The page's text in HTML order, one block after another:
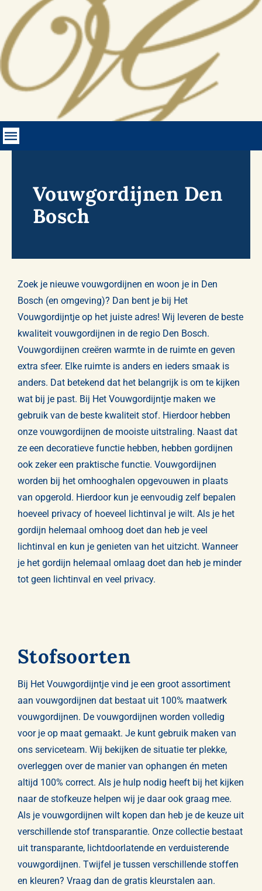
naar
inhoud
Toggle
Onze vouwgordijnen
Opmeten & Instructies
FAQ
Referenties
Vouwgordijnen Den
Bosch
Zoek je nieuwe vouwgordijnen en woon je in Den
Bosch (en omgeving)? Dan bent je bij Het
Vouwgordijntje op het juiste adres! Wij leveren de beste
kwaliteit vouwgordijnen in de regio Den Bosch.
Vouwgordijnen creëren warmte in de ruimte en geven
extra sfeer. Elke ruimte is anders en ieders smaak is
anders. Dat betekend dat het belangrijk is om te kijken
wat bij je past. Bij Het Vouwgordijntje maken we
gebruik van de beste kwaliteit stof. Hierdoor hebben
onze vouwgordijnen de mooiste uitstraling. Naast dat
ze een decoratieve functie hebben, hebben gordijnen
ook zeker een praktische functie. Vouwgordijnen
worden bij het omhooghalen opgevouwen in plaats
van opgerold. Hierdoor kun je eenvoudig zelf bepalen
hoeveel privacy of hoeveel lichtinval je wilt. Als je het
gordijn helemaal omhoog doet dan heb je veel
lichtinval en kun je genieten van het uitzicht. Wanneer
je het gordijn helemaal omlaag doet dan heb je minder
tot geen lichtinval en veel privacy.
Stofsoorten
Bij Het Vouwgordijntje vind je een groot assortiment
aan vouwgordijnen dat bestaat uit 100% maatwerk
vouwgordijnen. De vouwgordijnen worden volledig
voor je op maat gemaakt. Je kunt gebruik maken van
ons serviceteam. Wij bekijken de situatie ter plekke,
overleggen over de manier van ophangen én meten
altijd 100% correct. Als je hulp nodig heeft bij het kijken
naar de stofkeuze helpen wij je daar ook graag mee.
Als je vouwgordijnen wilt kopen dan heb je de keuze uit
verschillende stof transparantie. Onze collectie bestaat
uit transparante, lichtdoorlatendeen verduisterende
vouwgordijnen. Twijfel je tussen verschillende stoffen
en kleuren? Vraag dan de gratis kleurstalen aan.